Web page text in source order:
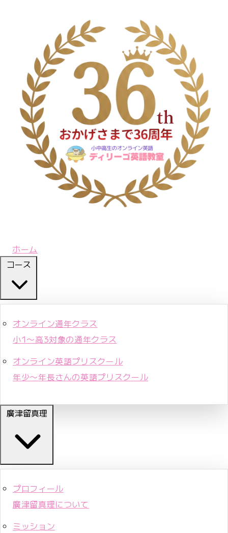
ホーム
コース
オンライン通年クラス
小1〜高3対象の通年クラス
オンライン英語プリスクール
年少〜年長さんの英語プリスクール
廣津留真理
プロフィール
廣津留真理について
ミッション